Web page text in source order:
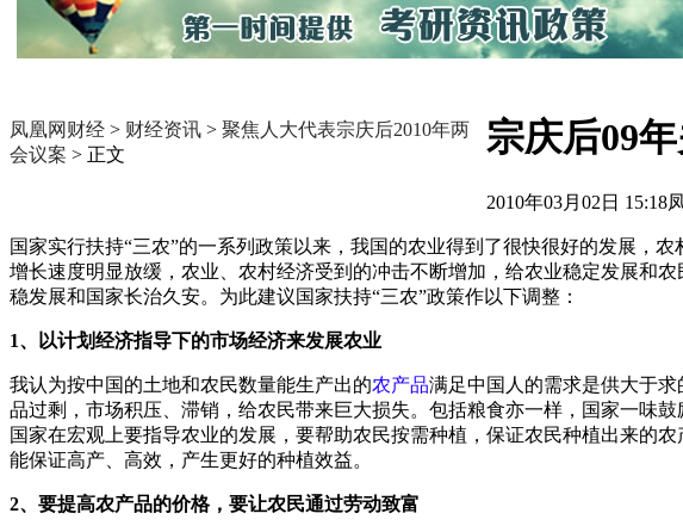
凤凰网财经 > 财经资讯 > 聚焦人大代表宗庆后2010年两
会议案 > 正文 宗庆后09
2010年03月02日 15:18
国家实行扶持“三农”的一系列政策以来，我国的农业得到了很快很好的发展，
增长速度明显放缓，农业、农村经济受到的冲击不断增加，给农业稳定发展和
稳发展和国家长治久安。为此建议国家扶持“三农”政策作以下调整：
1、以计划经济指导下的市场经济来发展农业
我认为按中国的土地和农民数量能生产出的农产品满足中国人的需求是供大于
品过剩，市场积压、滞销，给农民带来巨大损失。包括粮食亦一样，国家一味
国家在宏观上要指导农业的发展，要帮助农民按需种植，保证农民种植出来的
能保证高产、高效，产生更好的种植效益。
2、要提高农产品的价格，要让农民通过劳动致富